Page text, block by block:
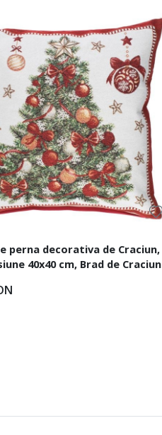
perna decorativa de Craciun,
40x40 cm, Brad de Craciun